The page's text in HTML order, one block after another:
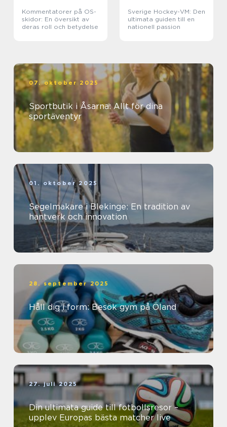
Kommentatorer på OS-
skidor: En översikt av
deras roll och betydelse
Sverige Hockey-VM: Den
ultimata guiden till en
nationell passion
07. oktober 2025
Sportbutik i Åsarna: Allt för dina
sportäventyr
01. oktober 2025
Segelmakare i Blekinge: En tradition av
hantverk och innovation
28. september 2025
Håll dig i form: Besök gym på Öland
27. juli 2025
Din ultimata guide till fotbollsresor –
upplev Europas bästa matcher live